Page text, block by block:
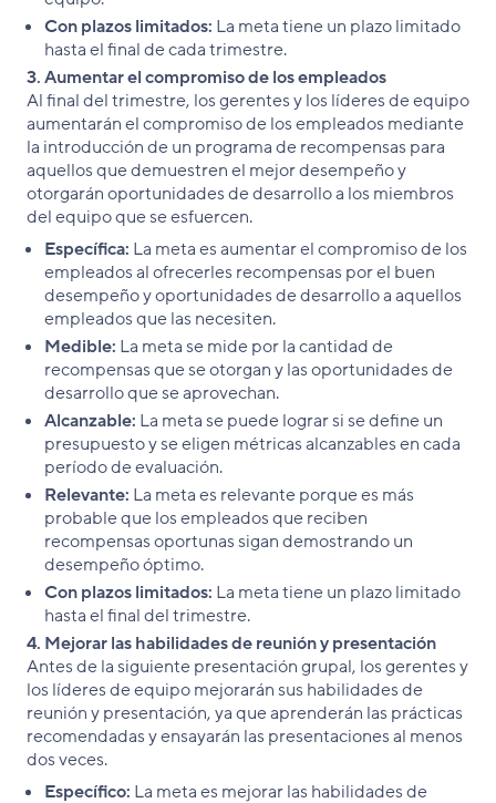
Con plazos limitados: La meta tiene un plazo limitado
hasta el final de cada trimestre.
3. Aumentar el compromiso de los empleados
Al final del trimestre, los gerentes y los líderes de equipo
aumentarán el compromiso de los empleados mediante
la introducción de un programa de recompensas para
aquellos que demuestren el mejor desempeño y
otorgarán oportunidades de desarrollo a los miembros
del equipo que se esfuercen.
Específica: La meta es aumentar el compromiso de los
empleados al ofrecerles recompensas por el buen
desempeño y oportunidades de desarrollo a aquellos
empleados que las necesiten.
Medible: La meta se mide por la cantidad de
recompensas que se otorgan y las oportunidades de
desarrollo que se aprovechan.
Alcanzable: La meta se puede lograr si se define un
presupuesto y se eligen métricas alcanzables en cada
período de evaluación.
Relevante: La meta es relevante porque es más
probable que los empleados que reciben
recompensas oportunas sigan demostrando un
desempeño óptimo.
Con plazos limitados: La meta tiene un plazo limitado
hasta el final del trimestre.
4. Mejorar las habilidades de reunión y presentación
Antes de la siguiente presentación grupal, los gerentes y
los líderes de equipo mejorarán sus habilidades de
reunión y presentación, ya que aprenderán las prácticas
recomendadas y ensayarán las presentaciones al menos
dos veces.
Específico: La meta es mejorar las habilidades de